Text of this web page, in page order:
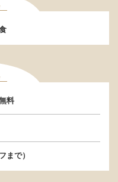
料
まで）